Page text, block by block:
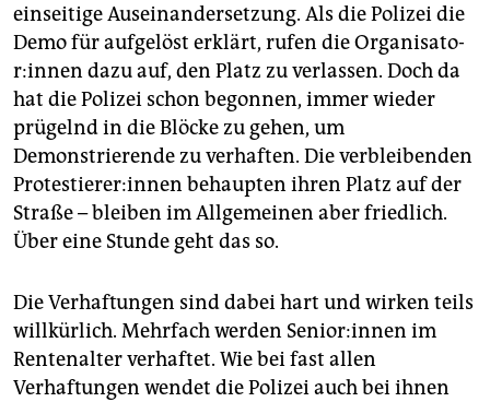
einseitige Auseinandersetzung. Als die Polizei die
Demo für aufgelöst erklärt, rufen die Or­ga­ni­sa­to­
r:in­nen dazu auf, den Platz zu verlassen. Doch da
hat die Polizei schon begonnen, immer wieder
prügelnd in die Blöcke zu gehen, um
Demonstrierende zu verhaften. Die verbleibenden
Pro­tes­tie­re­r:in­nen behaupten ihren Platz auf der
Straße – bleiben im Allgemeinen aber friedlich.
Über eine Stunde geht das so.
Die Verhaftungen sind dabei hart und wirken teils
willkürlich. Mehrfach werden Se­nio­r:in­nen im
Rentenalter verhaftet. Wie bei fast allen
Verhaftungen wendet die Polizei auch bei ihnen